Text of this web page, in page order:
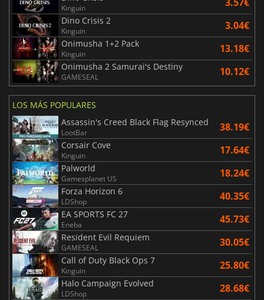
Kinguin
Dino Crisis 2
Kinguin 3.04€
Onimusha 1+2 Pack
Kinguin 13.18€
Onimusha 2 Samurai's Destiny
GAMESEAL 10.12€
LOS MÁS POPULARES
Assassin's Creed Black Flag Resynced
LootBar 38.19€
Corsair Cove
Kinguin 17.64€
Palworld
Gamesplanet US 18.24€
Forza Horizon 6
LDShop 40.35€
EA SPORTS FC 27
Eneba 45.73€
Resident Evil Requiem
GAMESEAL 30.05€
Call of Duty Black Ops 7
Kinguin 25.80€
Halo Campaign Evolved
LDShop 28.68€